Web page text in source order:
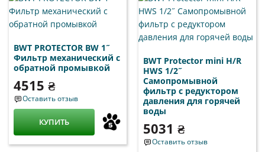
BWT PROTECTOR BW 1˝
Фильтр механический с
обратной промывкой
4515 ₴
Оставить отзыв
КУПИТЬ
BWT Protector mini H/R
HWS 1/2˝
Самопромывной
фильтр с редуктором
давления для горячей
воды
5031 ₴
Оставить отзыв